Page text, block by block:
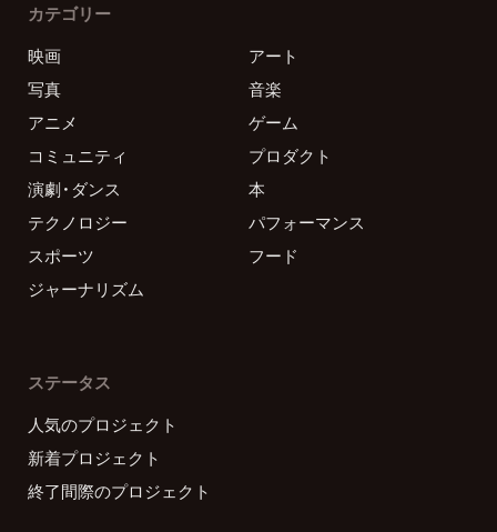
カテゴリー
映画
アート
写真
音楽
アニメ
ゲーム
コミュニティ
プロダクト
演劇・ダンス
本
テクノロジー
パフォーマンス
スポーツ
フード
ジャーナリズム
ステータス
人気のプロジェクト
新着プロジェクト
終了間際のプロジェクト